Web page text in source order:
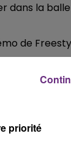
16h00 -
dans la balle
de
priorité